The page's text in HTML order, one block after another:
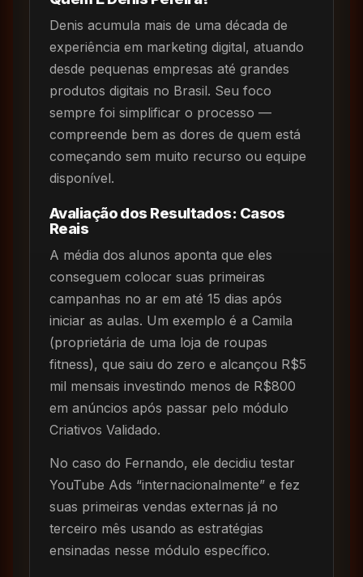
Denis acumula mais de uma década de
experiência em marketing digital, atuando
desde pequenas empresas até grandes
produtos digitais no Brasil. Seu foco
sempre foi simplificar o processo —
compreende bem as dores de quem está
começando sem muito recurso ou equipe
disponível.
Avaliação dos Resultados: Casos
Reais
A média dos alunos aponta que eles
conseguem colocar suas primeiras
campanhas no ar em até 15 dias após
iniciar as aulas. Um exemplo é a Camila
(proprietária de uma loja de roupas
fitness), que saiu do zero e alcançou R$5
mil mensais investindo menos de R$800
em anúncios após passar pelo módulo
Criativos Validado.
No caso do Fernando, ele decidiu testar
YouTube Ads “internacionalmente” e fez
suas primeiras vendas externas já no
terceiro mês usando as estratégias
ensinadas nesse módulo específico.